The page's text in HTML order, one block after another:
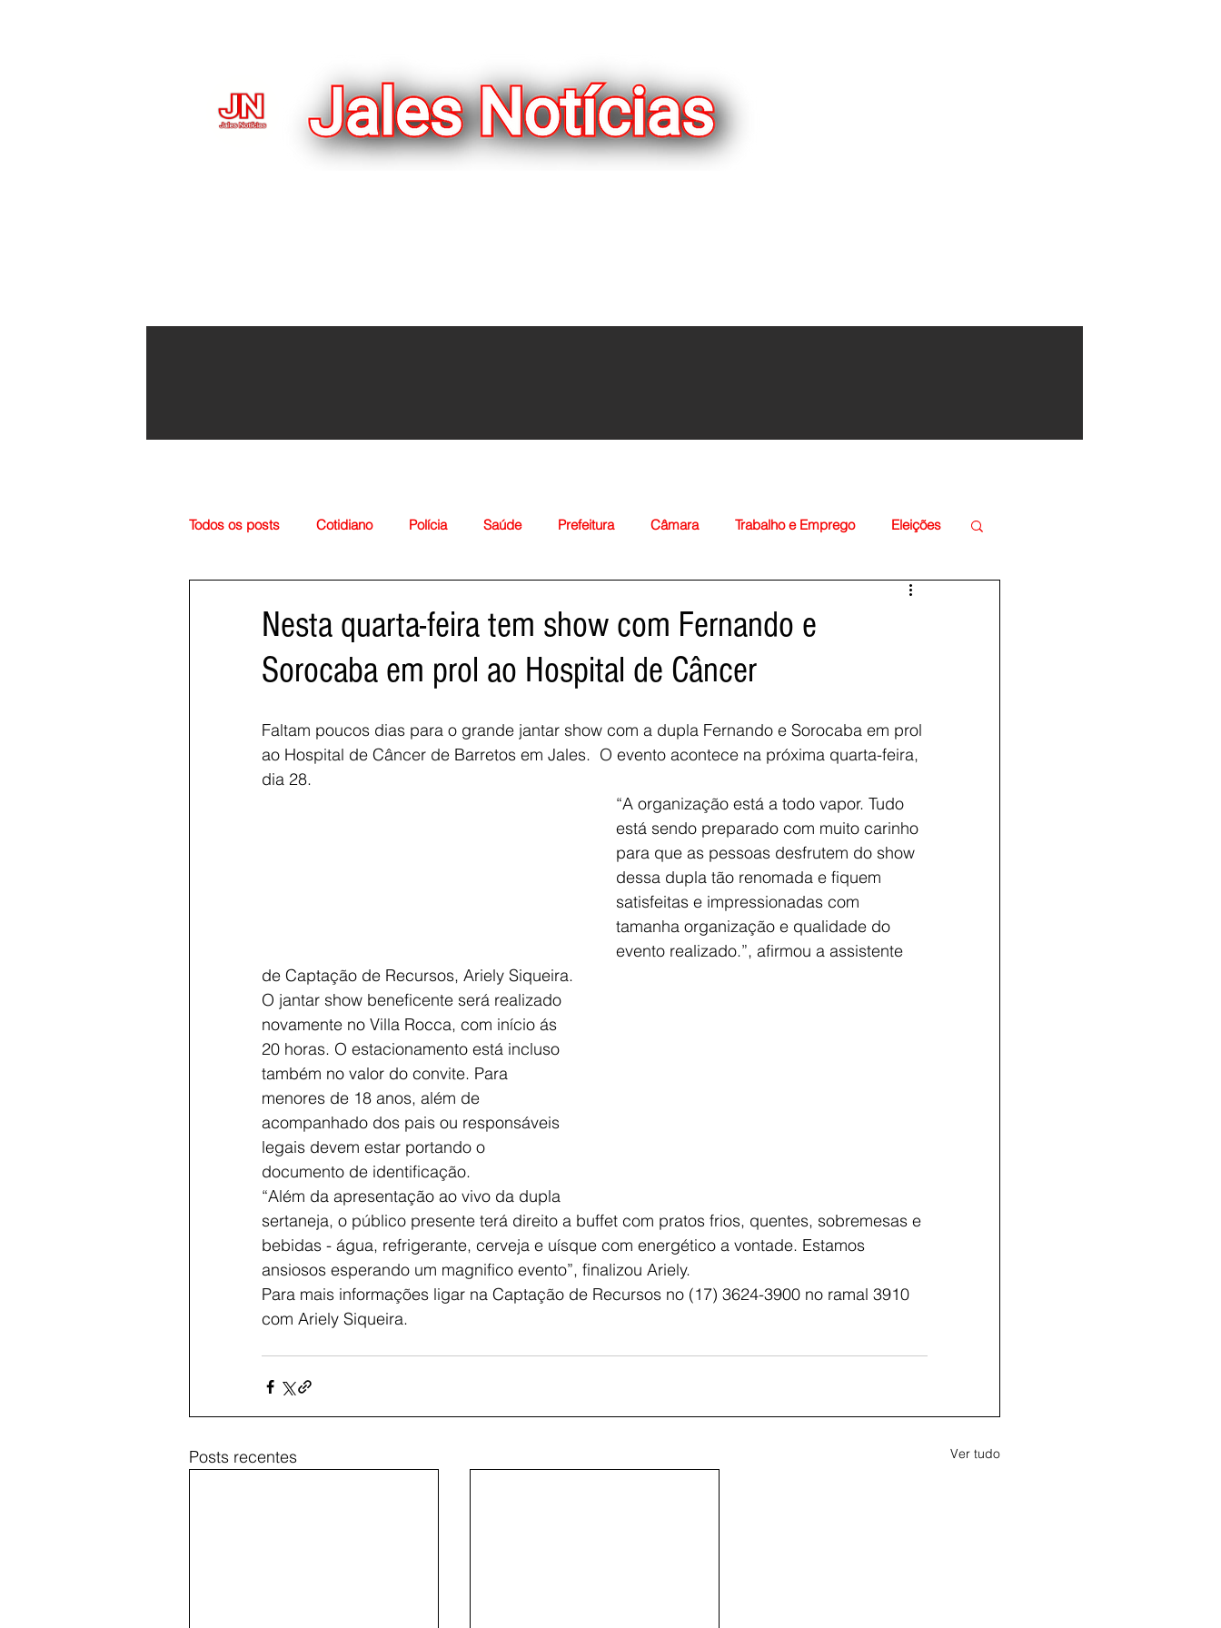
Todos os posts Cotidiano Polícia Saúde Prefeitura Câmara Trabalho e Emprego Eleições
Nesta quarta-feira tem show com Fernando e
Sorocaba em prol ao Hospital de Câncer
Faltam poucos dias para o grande jantar show com a dupla Fernando e Sorocaba em prol
ao Hospital de Câncer de Barretos em Jales.  O evento acontece na próxima quarta-feira,
dia 28.
“A organização está a todo vapor. Tudo
está sendo preparado com muito carinho
para que as pessoas desfrutem do show
dessa dupla tão renomada e fiquem
satisfeitas e impressionadas com
tamanha organização e qualidade do
evento realizado.”, afirmou a assistente
de Captação de Recursos, Ariely Siqueira.
O jantar show beneficente será realizado
novamente no Villa Rocca, com início ás
20 horas. O estacionamento está incluso
também no valor do convite. Para
menores de 18 anos, além de
acompanhado dos pais ou responsáveis
legais devem estar portando o
documento de identificação.
“Além da apresentação ao vivo da dupla
sertaneja, o público presente terá direito a buffet com pratos frios, quentes, sobremesas e
bebidas - água, refrigerante, cerveja e uísque com energético a vontade. Estamos
ansiosos esperando um magnifico evento”, finalizou Ariely.
Para mais informações ligar na Captação de Recursos no (17) 3624-3900 no ramal 3910
com Ariely Siqueira.
Posts recentes Ver tudo